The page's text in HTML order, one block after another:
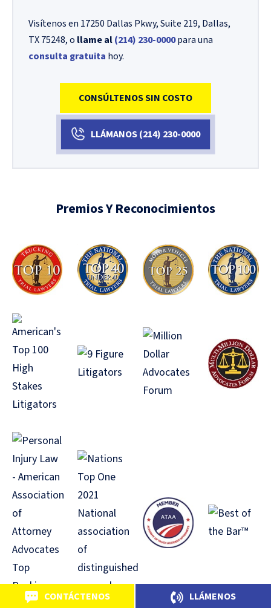
Visítenos en 17250 Dallas Pkwy, Suite 219, Dallas,
TX 75248, o llame al(214) 230-0000para una
consulta gratuita hoy.
CONSÚLTENOS SIN COSTO
LLÁMANOS(214) 230-0000
Premios Y Reconocimientos
CONTÁCTENOS LLÁMENOS